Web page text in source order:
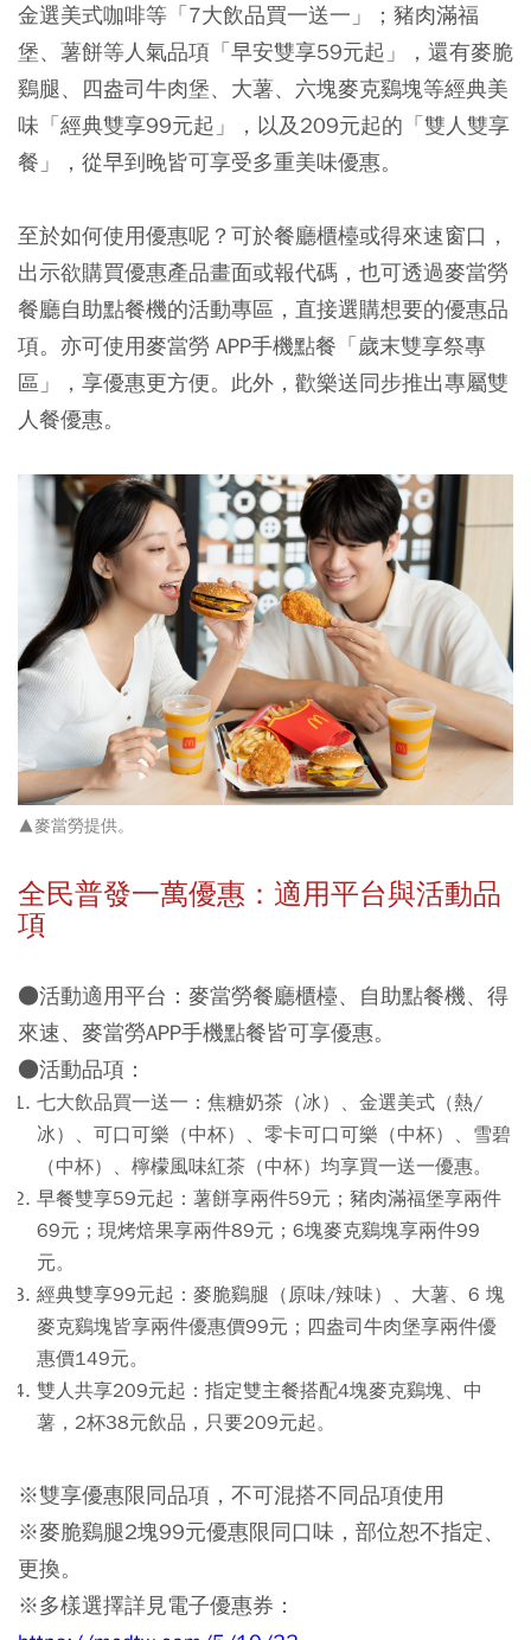
金選美式咖啡等「7大飲品買一送一」；豬肉滿福
堡、薯餅等人氣品項「早安雙享59元起」，還有麥脆
鷄腿、四盎司牛肉堡、大薯、六塊麥克鷄塊等經典美
味「經典雙享99元起」，以及209元起的「雙人雙享
餐」，從早到晚皆可享受多重美味優惠。
至於如何使用優惠呢？可於餐廳櫃檯或得來速窗口，
出示欲購買優惠產品畫面或報代碼，也可透過麥當勞
餐廳自助點餐機的活動專區，直接選購想要的優惠品
項。亦可使用麥當勞 APP手機點餐「歲末雙享祭專
區」，享優惠更方便。此外，歡樂送同步推出專屬雙
人餐優惠。
▲麥當勞提供。
全民普發一萬優惠：適用平台與活動品
項
●活動適用平台 ：麥當勞餐廳櫃檯、自助點餐機、得
來速、麥當勞APP手機點餐皆可享優惠。
●活動品項：
七大飲品買一送一：焦糖奶茶（冰）、金選美式（熱/
冰）、可口可樂（中杯）、零卡可口可樂（中杯）、雪碧
（中杯）、檸檬風味紅茶（中杯）均享買一送一優惠。
早餐雙享59元起：薯餅享兩件59元；豬肉滿福堡享兩件
69元；現烤焙果享兩件89元；6塊麥克鷄塊享兩件99
元。
經典雙享99元起：麥脆鷄腿（原味/辣味）、大薯、6 塊
麥克鷄塊皆享兩件優惠價99元；四盎司牛肉堡享兩件優
惠價149元。
雙人共享209元起：指定雙主餐搭配4塊麥克鷄塊、中
薯，2杯38元飲品，只要209元起。
※雙享優惠限同品項，不可混搭不同品項使用
※麥脆鷄腿2塊99元優惠限同口味，部位恕不指定、
更換。
※多樣選擇詳見電子優惠券：